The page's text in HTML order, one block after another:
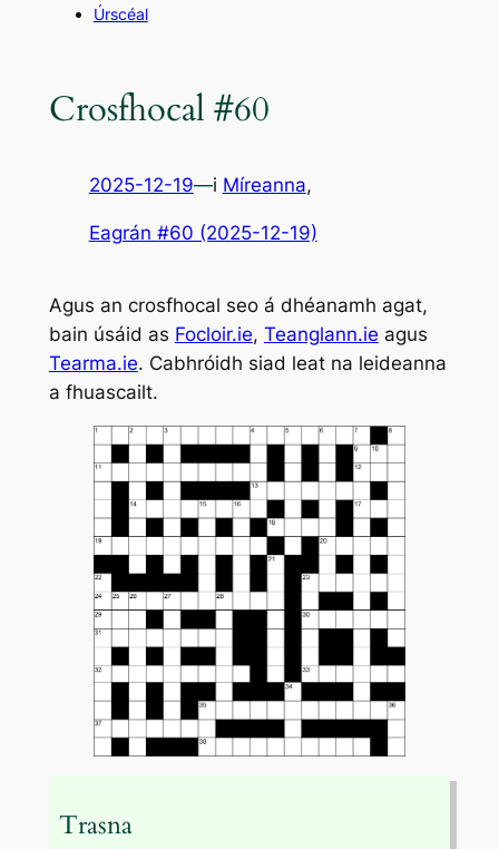
Úrscéal
Crosfhocal #60
2025-12-19—i Míreanna,
Eagrán #60 (2025-12-19)
Agus an crosfhocal seo á dhéanamh agat,
bain úsáid as Focloir.ie, Teanglann.ie agus
Tearma.ie. Cabhróidh siad leat na leideanna
a fhuascailt.
Trasna